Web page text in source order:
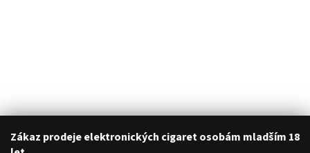
Zákaz prodeje elektronických cigaret osobám mladším 18